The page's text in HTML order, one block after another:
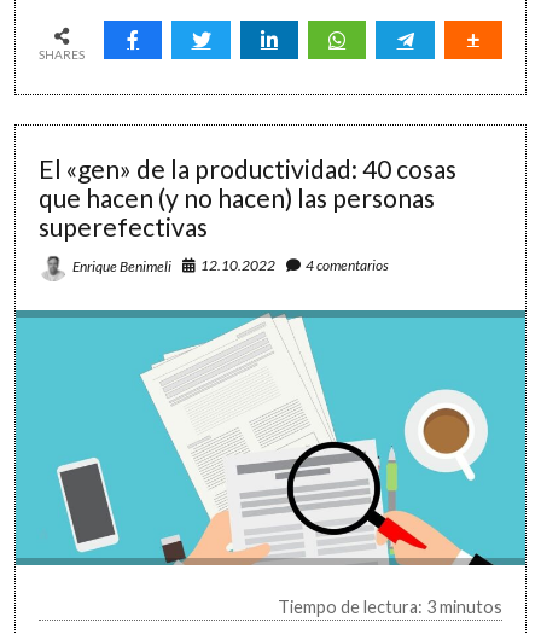
minutos
SHARES
El «gen» de la productividad: 40 cosas
que hacen (y no hacen) las personas
superefectivas
Enrique Benimeli 12.10.2022 4 comentarios
Tiempo de lectura: 3 minutos